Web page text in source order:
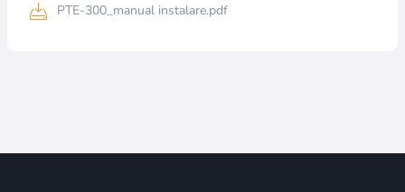
PTE-300_manual instalare.pdf